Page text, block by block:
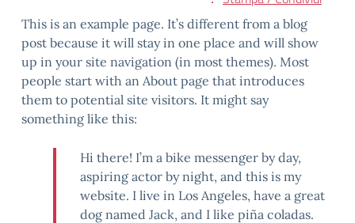
This is an example page. It’s different from a blog
post because it will stay in one place and will show
up in your site navigation (in most themes). Most
people start with an About page that introduces
them to potential site visitors. It might say
something like this:
Hi there! I’m a bike messenger by day,
aspiring actor by night, and this is my
website. I live in Los Angeles, have a great
dog named Jack, and I like piña coladas.